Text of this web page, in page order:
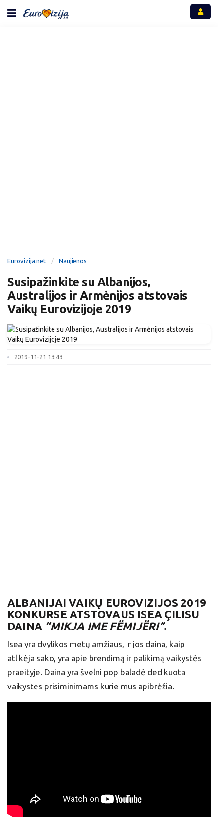
Eurovizija.net Naujienos
Susipažinkite su Albanijos,
Australijos ir Armėnijos atstovais
Vaikų Eurovizijoje 2019
2019-11-21 13:43
ALBANIJAIVAIKŲ EUROVIZIJOS 2019
KONKURSE ATSTOVAUS ISEA ÇILISU
DAINA “MIKJA IME FËMIJËRI”.
​Isea​ yra dvylikos metų amžiaus, ir jos daina, kaip
atlikėja sako, yra apie brendimą ir palikimą vaikystės
praeityje. Daina yra švelni pop baladė dedikuota
vaikystės prisiminimams kurie mus apibrėžia.